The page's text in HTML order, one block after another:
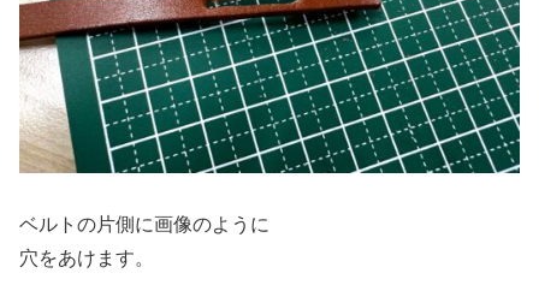
ベルトの片側に画像のように
穴をあけます。